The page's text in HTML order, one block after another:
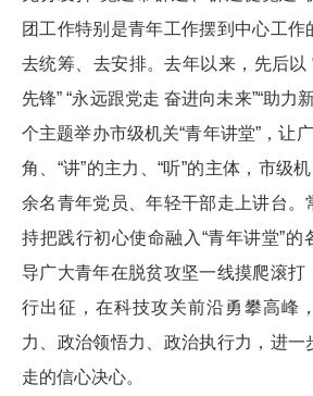
团工作特别是青年工作摆到中心工作
去统筹、去安排。去年以来，先后以
先锋” “永远跟党走 奋进向未来”“助力
个主题举办市级机关“青年讲堂”，让
角、“讲”的主力、“听”的主体，市级
余名青年党员、年轻干部走上讲台。
持把践行初心使命融入“青年讲堂”的
导广大青年在脱贫攻坚一线摸爬滚打
行出征，在科技攻关前沿勇攀高峰
力、政治领悟力、政治执行力，进一
走的信心决心。